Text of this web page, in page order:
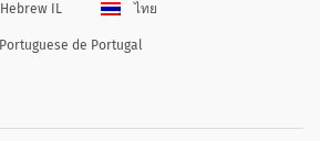
Hebrew IL ไทย
Portuguese de Portugal